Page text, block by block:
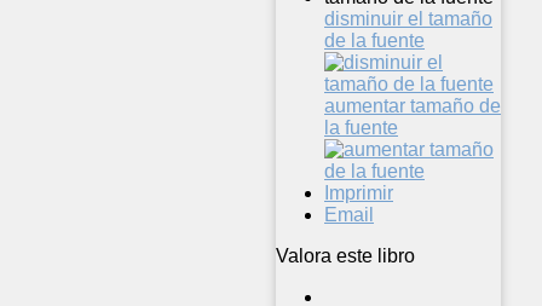
disminuir el tamaño
de la fuente
aumentar tamaño de
la fuente
Imprimir
Email
Valora este libro